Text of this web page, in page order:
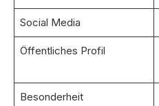
Social Media
Öffentliches Profil
Besonderheit